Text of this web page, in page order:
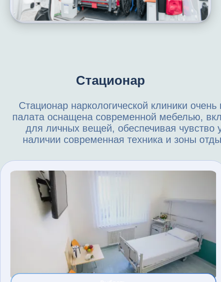
Стационар
Стационар наркологической клиники
палата оснащена современной мебелью,
для личных вещей, обеспечивая чувство
наличии современная техника и зоны